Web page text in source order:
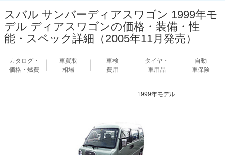
スバル サンバーディアスワゴン 1999年モ
デル ディアスワゴンの価格・装備・性
能・スペック詳細（2005年11月発売）
カタログ・
価格・燃費
車買取
相場
車検
費用
タイヤ・
車用品
自動
車保険
1999年モデル